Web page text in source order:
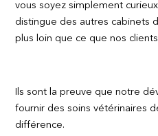
vous soyez simplement
distingue des autres cabinets
plus loin que ce que nos
Ils sont la preuve que notre
fournir des soins vétérinaires
différence.